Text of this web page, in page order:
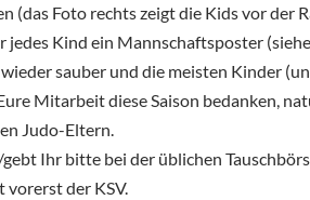
(das Foto rechts zeigt die Kids vor
jedes Kind ein Mannschaftsposter
sauber und die meisten Kinder
Mitarbeit diese Saison bedanken,
Judo-Eltern.
Ihr bitte bei der üblichen
vorerst der KSV.